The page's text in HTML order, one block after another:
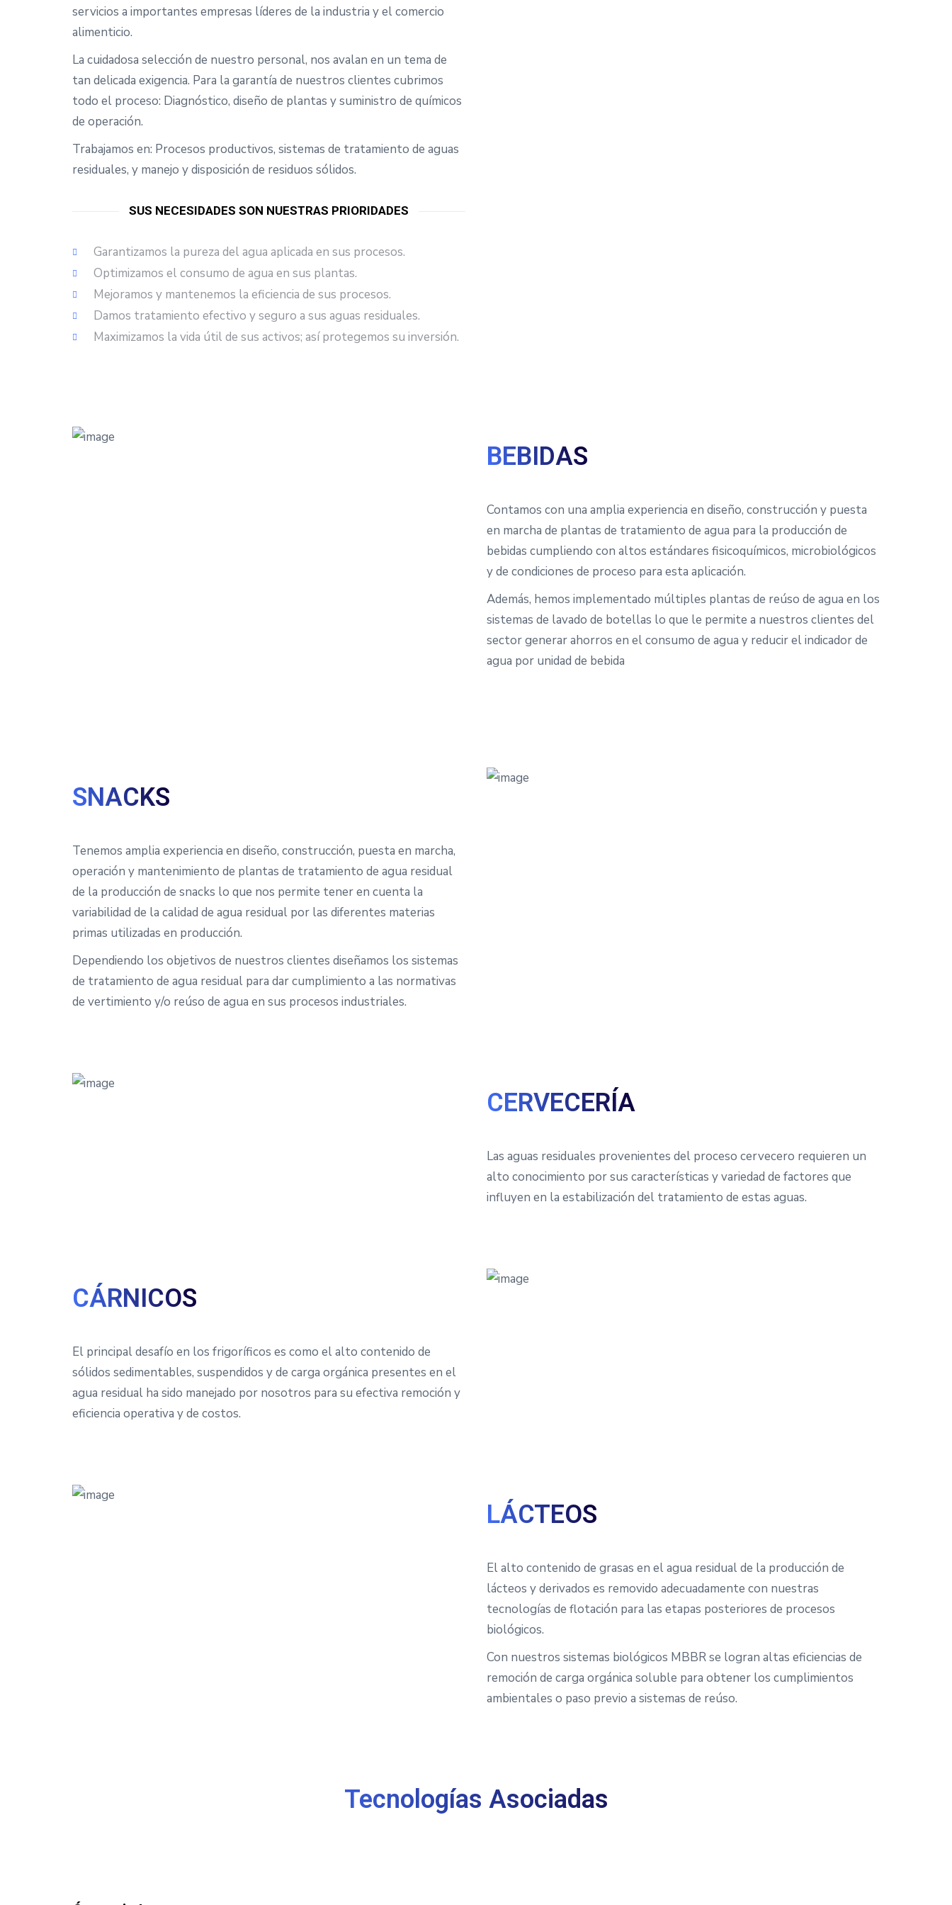
servicios a importantes empresas líderes de la industria y el comercio
alimenticio.
La cuidadosa selección de nuestro personal, nos avalan en un tema de
tan delicada exigencia. Para la garantía de nuestros clientes cubrimos
todo el proceso: Diagnóstico, diseño de plantas y suministro de químicos
de operación.
Trabajamos en: Procesos productivos, sistemas de tratamiento de aguas
residuales, y manejo y disposición de residuos sólidos.
SUS NECESIDADES SON NUESTRAS PRIORIDADES
Garantizamos la pureza del agua aplicada en sus procesos.
Optimizamos el consumo de agua en sus plantas.
Mejoramos y mantenemos la eficiencia de sus procesos.
Damos tratamiento efectivo y seguro a sus aguas residuales.
Maximizamos la vida útil de sus activos; así protegemos su inversión.
BEBIDAS
Contamos con una amplia experiencia en diseño, construcción y puesta
en marcha de plantas de tratamiento de agua para la producción de
bebidas cumpliendo con altos estándares fisicoquímicos, microbiológicos
y de condiciones de proceso para esta aplicación.
Además, hemos implementado múltiples plantas de reúso de agua en los
sistemas de lavado de botellas lo que le permite a nuestros clientes del
sector generar ahorros en el consumo de agua y reducir el indicador de
agua por unidad de bebida
SNACKS
Tenemos amplia experiencia en diseño, construcción, puesta en marcha,
operación y mantenimiento de plantas de tratamiento de agua residual
de la producción de snacks lo que nos permite tener en cuenta la
variabilidad de la calidad de agua residual por las diferentes materias
primas utilizadas en producción.
Dependiendo los objetivos de nuestros clientes diseñamos los sistemas
de tratamiento de agua residual para dar cumplimiento a las normativas
de vertimiento y/o reúso de agua en sus procesos industriales.
CERVECERÍA
Las aguas residuales provenientes del proceso cervecero requieren un
alto conocimiento por sus características y variedad de factores que
influyen en la estabilización del tratamiento de estas aguas.
CÁRNICOS
El principal desafío en los frigoríficos es como el alto contenido de
sólidos sedimentables, suspendidos y de carga orgánica presentes en el
agua residual ha sido manejado por nosotros para su efectiva remoción y
eficiencia operativa y de costos.
LÁCTEOS
El alto contenido de grasas en el agua residual de la producción de
lácteos y derivados es removido adecuadamente con nuestras
tecnologías de flotación para las etapas posteriores de procesos
biológicos.
Con nuestros sistemas biológicos MBBR se logran altas eficiencias de
remoción de carga orgánica soluble para obtener los cumplimientos
ambientales o paso previo a sistemas de reúso.
Tecnologías Asociadas